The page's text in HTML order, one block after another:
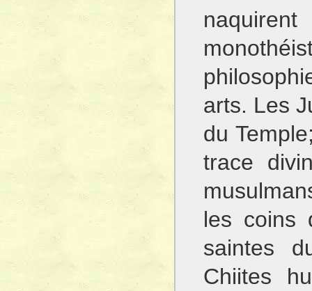
arts. Les
du
trace
les coins
saintes
Chiites